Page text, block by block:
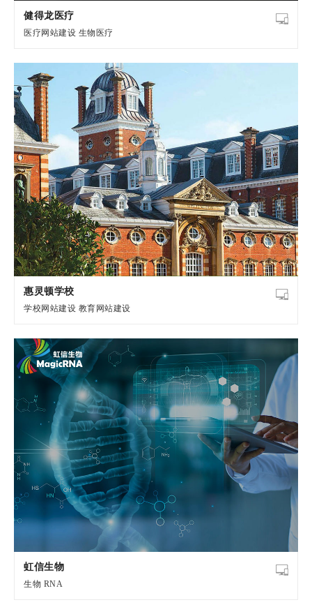
健得龙医疗
医疗网站建设 生物医疗
惠灵顿学校
学校网站建设 教育网站建设
虹信生物
生物 RNA